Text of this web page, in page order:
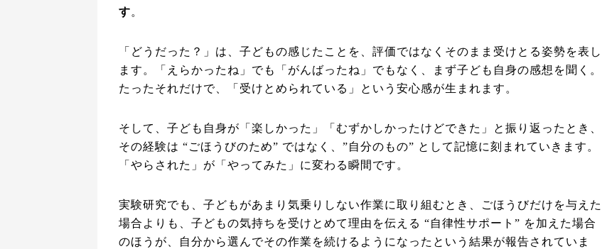
す。
「どうだった？」は、子どもの感じたことを、評価ではなくそのまま受けとる姿勢を表し
ます。「えらかったね」でも「がんばったね」でもなく、まず子ども自身の感想を聞く。
たったそれだけで、「受けとめられている」という安心感が生まれます。
そして、子ども自身が「楽しかった」「むずかしかったけどできた」と振り返ったとき、
その経験は “ごほうびのため” ではなく、”自分のもの” として記憶に刻まれていきます。
「やらされた」が「やってみた」に変わる瞬間です。
実験研究でも、子どもがあまり気乗りしない作業に取り組むとき、ごほうびだけを与えた
場合よりも、子どもの気持ちを受けとめて理由を伝える “自律性サポート” を加えた場合
のほうが、自分から選んでその作業を続けるようになったという結果が報告されていま